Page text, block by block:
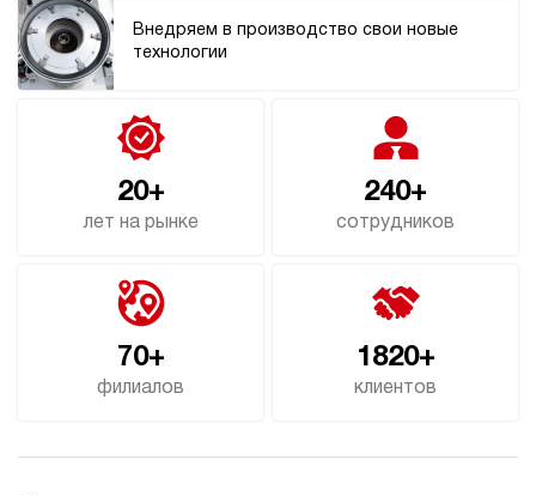
Внедряем в производство свои новые
технологии
20+
лет на рынке
240+
сотрудников
70+
филиалов
1820+
клиентов